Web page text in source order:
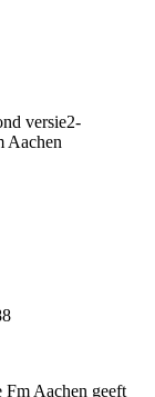
versie2-
Aachen
Fm Aachen geeft